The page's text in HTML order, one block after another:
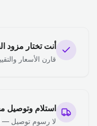
أنت تختار مزود
قارن الأسعار
استلام وتوصيل
لا رسوم توصيل —